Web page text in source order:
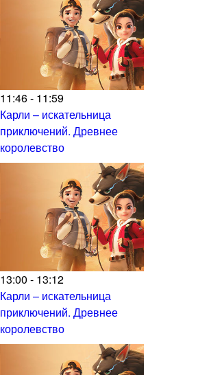
11:46 - 11:59
Карли – искательница
приключений. Древнее
королевство
13:00 - 13:12
Карли – искательница
приключений. Древнее
королевство